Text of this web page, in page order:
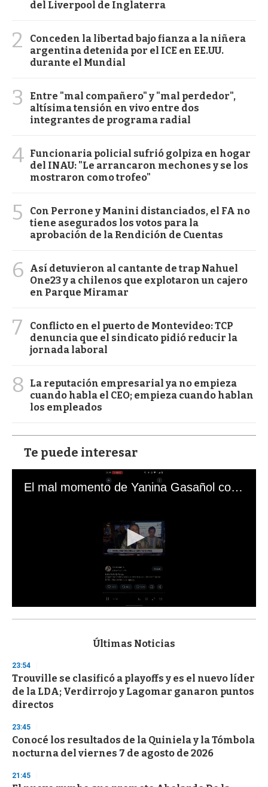
del Liverpool de Inglaterra
2
Conceden la libertad bajo fianza a la niñera
argentina detenida por el ICE en EE.UU.
durante el Mundial
3
Entre "mal compañero" y "mal perdedor",
altísima tensión en vivo entre dos
integrantes de programa radial
4 Funcionaria policial sufrió golpiza en hogar
del INAU: "Le arrancaron mechones y se los
mostraron como trofeo"
5
Con Perrone y Manini distanciados, el FA no
tiene asegurados los votos para la
aprobación de la Rendición de Cuentas
6
Así detuvieron al cantante de trap Nahuel
One23 y a chilenos que explotaron un cajero
en Parque Miramar
7
Conflicto en el puerto de Montevideo: TCP
denuncia que el sindicato pidió reducir la
jornada laboral
8
La reputación empresarial ya no empieza
cuando habla el CEO; empieza cuando hablan
los empleados
Te puede interesar
El mal momento de Yanina Gasañol con un hincha argentino en "Subrayado"
s
d
s
o
f
3
s
e
c
o
d
s
Últimas Noticias
23:54
Trouville se clasificó a playoffs y es el nuevo líder
de la LDA; Verdirrojo y Lagomar ganaron puntos
directos
23:45
Conocé los resultados de la Quiniela y la Tómbola
nocturna del viernes 7 de agosto de 2026
21:45